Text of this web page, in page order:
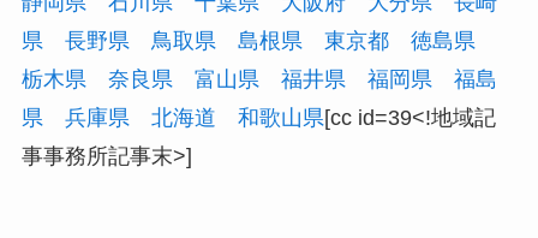
県
長野県 鳥取県 島根県 東京都
徳島県
栃木県
奈良県 富山県 福井県 福岡県
福島
県
兵庫県 北海道 和歌山県[cc id=39<!地域記
事事務所記事末>]